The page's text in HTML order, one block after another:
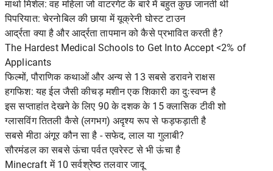
मार्था मिशेल: वह महिला जो वाटरगेट के बारे में बहुत कुछ जानती थी
पिपरियात: चेरनोबिल की छाया में यूक्रेनी घोस्ट टाउन
आर्द्रता क्या है और आर्द्रता तापमान को कैसे प्रभावित करती है?
The Hardest Medical Schools to Get Into Accept <2% of
Applicants
फिल्मों, पौराणिक कथाओं और अन्य से 13 सबसे डरावने राक्षस
हगफिश: यह ईल जैसी कीचड़ मशीन एक शिकारी का दुःस्वप्न है
इस सप्ताहांत देखने के लिए 90 के दशक के 15 क्लासिक टीवी शो
ग्लासविंग तितली कैसे (लगभग) अदृश्य रूप से फड़फड़ाती है
सबसे मीठा अंगूर कौन सा है - सफेद, लाल या गुलाबी?
सौरमंडल का सबसे ऊंचा पर्वत एवरेस्ट से भी ऊंचा है
Minecraft में 10 सर्वश्रेष्ठ तलवार जादू